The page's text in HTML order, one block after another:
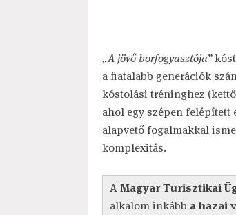
„A jövő borfogyasztója”
a fiatalabb generációk
kóstolási tréninghez
ahol egy szépen felépített
alapvető fogalmakkal
komplexitás.
AMagyar Turisztikai
alkalom inkább a hazai